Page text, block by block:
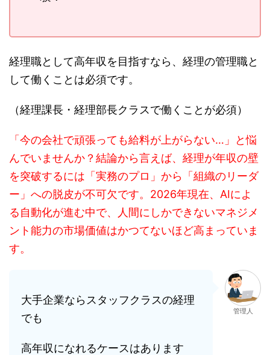
経理職として高年収を目指すなら、経理の管理職と
して働くことは必須です。
（経理課長・経理部長クラスで働くことが必須）
「今の会社で頑張っても給料が上がらない…」と悩
んでいませんか？結論から言えば、経理が年収の壁
を突破するには「実務のプロ」から「組織のリーダ
ー」への脱皮が不可欠です。2026年現在、AIによ
る自動化が進む中で、人間にしかできないマネジメ
ント能力の市場価値はかつてないほど高まっていま
す。
大手企業ならスタッフクラスの経理
でも
高年収になれるケースはあります
管理人